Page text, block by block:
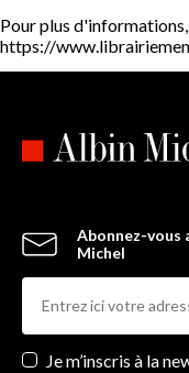
Pour plus
https://
Abonnez-vous
Michel
Newsletters
Je m’inscris à la